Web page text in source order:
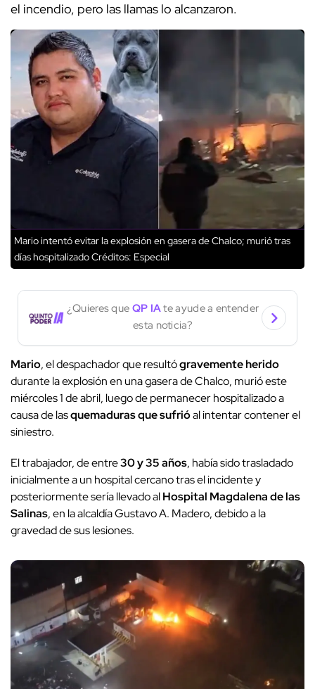
el incendio, pero las llamas lo alcanzaron.
Mario intentó evitar la explosión en gasera de Chalco; murió tras
días hospitalizadoCréditos: Especial
¿Quieres que QP IAte ayude a entender
esta noticia?
Mario, el despachador que resultógravemente herido
durante la explosión en una gasera de Chalco, murió este
miércoles 1 de abril, luego de permanecer hospitalizado a
causa de lasquemaduras que sufrióal intentar contener el
siniestro.
El trabajador, de entre30 y 35 años, había sido trasladado
inicialmente a un hospital cercano tras el incidente y
posteriormente sería llevado alHospital Magdalena de las
Salinas, en la alcaldía Gustavo A. Madero, debido a la
gravedad de sus lesiones.